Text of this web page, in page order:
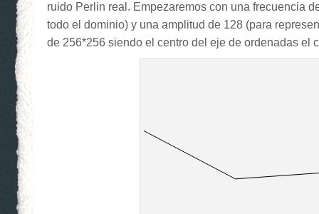
ruido Perlin real. Empezaremos con una frecuencia
todo el dominio) y una amplitud de 128 (para
de 256*256 siendo el centro del eje de ordenadas el